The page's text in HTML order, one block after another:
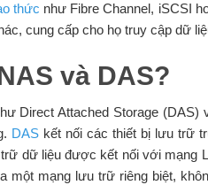
thức như Fibre Channel, iSCSI
cung cấp cho họ truy cập dữ
và DAS?
Direct Attached Storage (DAS)
DAS kết nối các thiết bị lưu trữ
dữ liệu được kết nối với mạng
một mạng lưu trữ riêng biệt,